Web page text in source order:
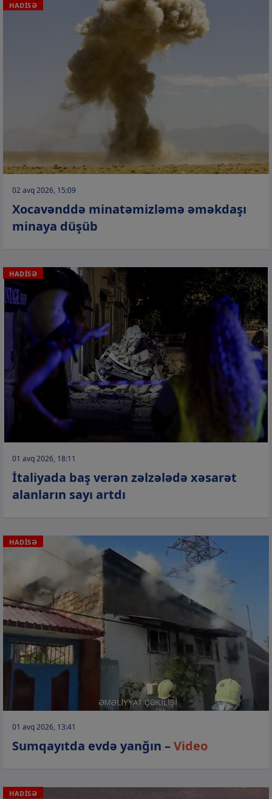
HADİSƏ
02 avq 2026, 15:09
Xocavənddə minatəmizləmə əməkdaşı
minaya düşüb
HADİSƏ
01 avq 2026, 18:11
İtaliyada baş verən zəlzələdə xəsarət
alanların sayı artdı
HADİSƏ
01 avq 2026, 13:41
Sumqayıtda evdə yanğın –Video
HADİSƏ